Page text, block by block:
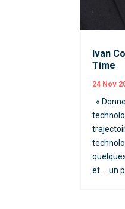
Ivan
Time
24 Nov
«
et … un